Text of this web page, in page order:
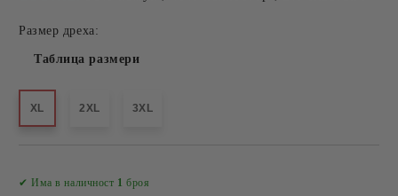
Размер дреха:
Таблица размери
XL 2XL 3XL
✔ Има в наличност 1 броя